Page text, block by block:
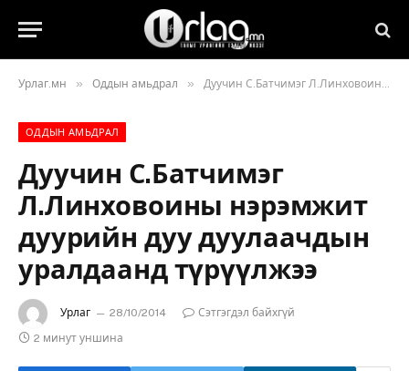
Урлаг.мн » Оддын амьдрал » Дуучин С.Батчимэг Л.Линховоины нэрэмжит дуурийн дуу дуулаачдын уралдаанд түрүүлжээ
ОДДЫН АМЬДРАЛ
Дуучин С.Батчимэг
Л.Линховоины нэрэмжит
дуурийн дуу дуулаачдын
уралдаанд түрүүлжээ
Урлаг 28/10/2014
Сэтгэгдэл байхгүй
2 минут уншина